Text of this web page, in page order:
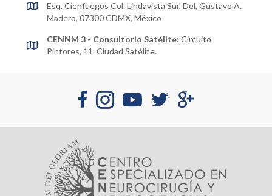
Esq. Cienfuegos Col. Lindavista Sur, Del, Gustavo A.
Madero, 07300 CDMX, México
CENNM 3 - Consultorio Satélite: Circuito
Pintores, 11. Ciudad Satélite.